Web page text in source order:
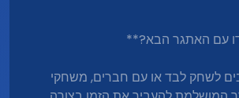
עם האתגר הבא?**
לשחק לבד או עם חברים, משחקי